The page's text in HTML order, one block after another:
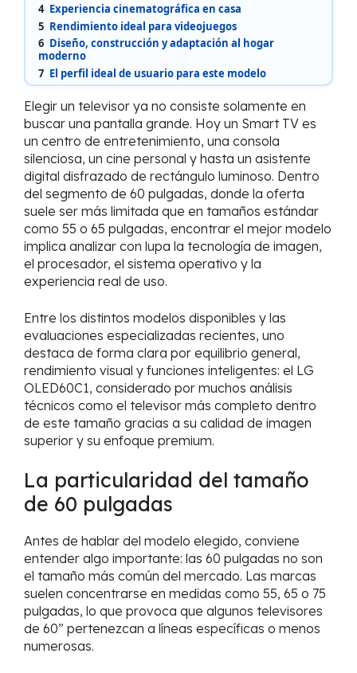
4 Experiencia cinematográfica en casa
5 Rendimiento ideal para videojuegos
6 Diseño, construcción y adaptación al hogar
moderno
7 El perfil ideal de usuario para este modelo
Elegir un televisor ya no consiste solamente en
buscar una pantalla grande. Hoy un Smart TV es
un centro de entretenimiento, una consola
silenciosa, un cine personal y hasta un asistente
digital disfrazado de rectángulo luminoso. Dentro
del segmento de 60 pulgadas, donde la oferta
suele ser más limitada que en tamaños estándar
como 55 o 65 pulgadas, encontrar el mejor modelo
implica analizar con lupa la tecnología de imagen,
el procesador, el sistema operativo y la
experiencia real de uso.
Entre los distintos modelos disponibles y las
evaluaciones especializadas recientes, uno
destaca de forma clara por equilibrio general,
rendimiento visual y funciones inteligentes: el LG
OLED60C1, considerado por muchos análisis
técnicos como el televisor más completo dentro
de este tamaño gracias a su calidad de imagen
superior y su enfoque premium.
La particularidad del tamaño
de 60 pulgadas
Antes de hablar del modelo elegido, conviene
entender algo importante: las 60 pulgadas no son
el tamaño más común del mercado. Las marcas
suelen concentrarse en medidas como 55, 65 o 75
pulgadas, lo que provoca que algunos televisores
de 60” pertenezcan a líneas específicas o menos
numerosas.